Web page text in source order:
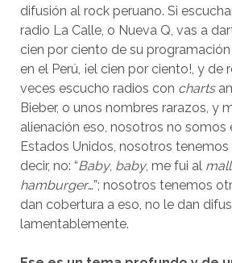
difusión al rock peruano. Si
radio La Calle, o Nueva Q, vas a
cien por ciento de su
en el Perú, ¡el cien por ciento!, y de
veces escucho radios con charts
Bieber, o unos nombres rarazos, y
alienación eso, nosotros no somos
Estados Unidos, nosotros
decir, no: “Baby, baby, me fui al mall
hamburger…”; nosotros tenemos
dan cobertura a eso, no le dan
lamentablemente.